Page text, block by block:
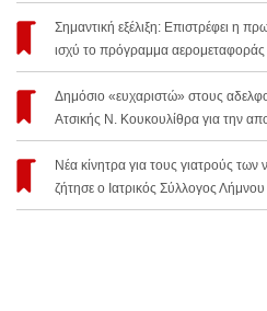
Σημαντική εξέλιξη: Επιστρέφει η
ισχύ το πρόγραμμα αερομεταφοράς
Δημόσιο «ευχαριστώ» στους
Ατσικής Ν. Κουκουλίθρα για την
Νέα κίνητρα για τους γιατρούς
ζήτησε ο Ιατρικός Σύλλογος